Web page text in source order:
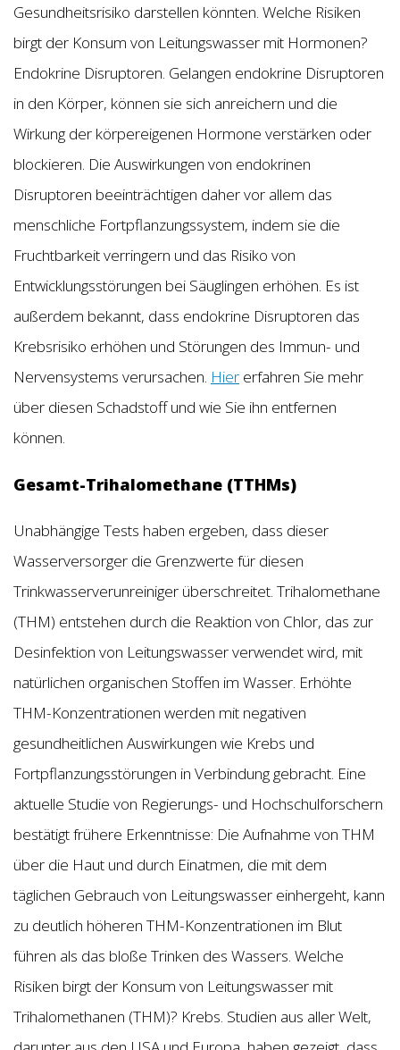
Gesundheitsrisiko darstellen könnten. Welche Risiken
birgt der Konsum von Leitungswasser mit Hormonen?
Endokrine Disruptoren. Gelangen endokrine Disruptoren
in den Körper, können sie sich anreichern und die
Wirkung der körpereigenen Hormone verstärken oder
blockieren. Die Auswirkungen von endokrinen
Disruptoren beeinträchtigen daher vor allem das
menschliche Fortpflanzungssystem, indem sie die
Fruchtbarkeit verringern und das Risiko von
Entwicklungsstörungen bei Säuglingen erhöhen. Es ist
außerdem bekannt, dass endokrine Disruptoren das
Krebsrisiko erhöhen und Störungen des Immun- und
Nervensystems verursachen. Hier erfahren Sie mehr
über diesen Schadstoff und wie Sie ihn entfernen
können.
Gesamt-Trihalomethane (TTHMs)
Unabhängige Tests haben ergeben, dass dieser
Wasserversorger die Grenzwerte für diesen
Trinkwasserverunreiniger überschreitet. Trihalomethane
(THM) entstehen durch die Reaktion von Chlor, das zur
Desinfektion von Leitungswasser verwendet wird, mit
natürlichen organischen Stoffen im Wasser. Erhöhte
THM-Konzentrationen werden mit negativen
gesundheitlichen Auswirkungen wie Krebs und
Fortpflanzungsstörungen in Verbindung gebracht. Eine
aktuelle Studie von Regierungs- und Hochschulforschern
bestätigt frühere Erkenntnisse: Die Aufnahme von THM
über die Haut und durch Einatmen, die mit dem
täglichen Gebrauch von Leitungswasser einhergeht, kann
zu deutlich höheren THM-Konzentrationen im Blut
führen als das bloße Trinken des Wassers. Welche
Risiken birgt der Konsum von Leitungswasser mit
Trihalomethanen (THM)? Krebs. Studien aus aller Welt,